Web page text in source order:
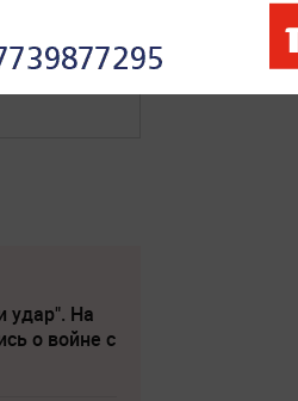
удар". На
о войне с